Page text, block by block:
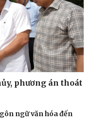
phương án thoát
ngữ văn hóa đến